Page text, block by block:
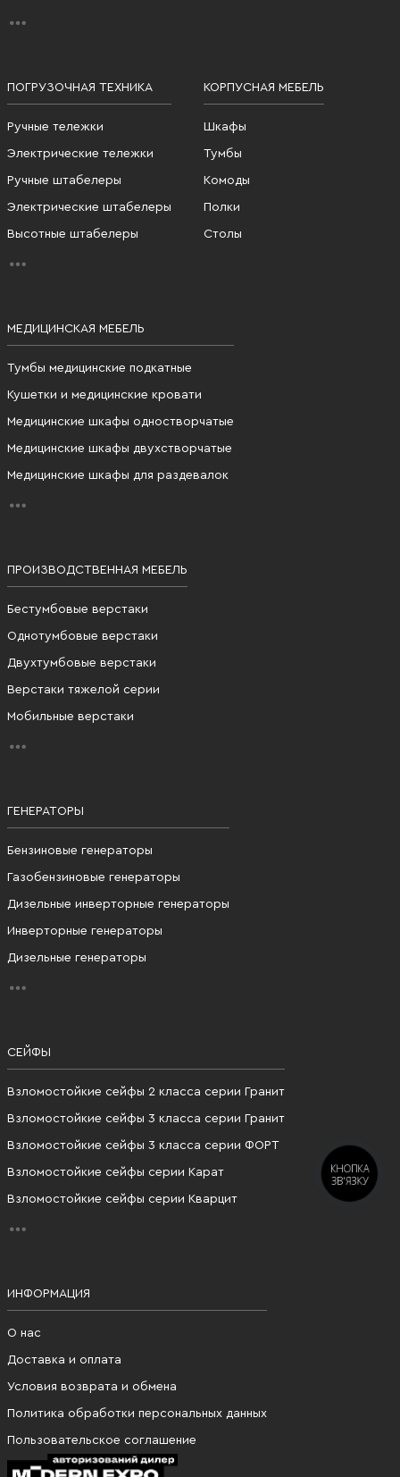
ПОГРУЗОЧНАЯ ТЕХНИКА
Ручные тележки
Электрические тележки
Ручные штабелеры
Электрические штабелеры
Высотные штабелеры
КОРПУСНАЯ МЕБЕЛЬ
Шкафы
Тумбы
Комоды
Полки
Столы
МЕДИЦИНСКАЯ МЕБЕЛЬ
Тумбы медицинские подкатные
Кушетки и медицинские кровати
Медицинские шкафы одностворчатые
Медицинские шкафы двухстворчатые
Медицинские шкафы для раздевалок
ПРОИЗВОДСТВЕННАЯ МЕБЕЛЬ
Бестумбовые верстаки
Однотумбовые верстаки
Двухтумбовые верстаки
Верстаки тяжелой серии
Мобильные верстаки
ГЕНЕРАТОРЫ
Бензиновые генераторы
Газобензиновые генераторы
Дизельные инверторные генераторы
Инверторные генераторы
Дизельные генераторы
СЕЙФЫ
Взломостойкие сейфы 2 класса серии Гранит
Взломостойкие сейфы 3 класса серии Гранит
Взломостойкие сейфы 3 класса серии ФОРТ
Взломостойкие сейфы серии Карат
Взломостойкие сейфы серии Кварцит
ИНФОРМАЦИЯ
О нас
Доставка и оплата
Условия возврата и обмена
Политика обработки персональных данных
Пользовательское соглашение
КНОПКА
ЗВ'ЯЗКУ